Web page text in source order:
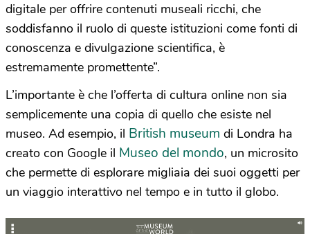
digitale per offrire contenuti museali ricchi, che
soddisfanno il ruolo di queste istituzioni come fonti di
conoscenza e divulgazione scientifica, è
estremamente promettente”.
L’importante è che l’offerta di cultura online non sia
semplicemente una copia di quello che esiste nel
museo. Ad esempio, il British museum di Londra ha
creato con Google il Museo del mondo, un microsito
che permette di esplorare migliaia dei suoi oggetti per
un viaggio interattivo nel tempo e in tutto il globo.